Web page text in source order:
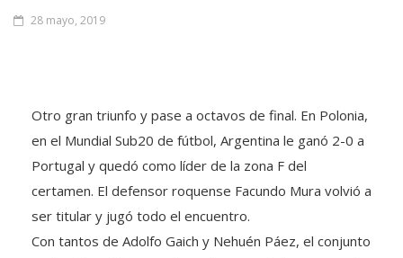
28 mayo, 2019
Otro gran triunfo y pase a octavos de final. En Polonia,
en el Mundial Sub20 de fútbol, Argentina le ganó 2-0 a
Portugal y quedó como líder de la zona F del
certamen. El defensor roquense Facundo Mura volvió a
ser titular y jugó todo el encuentro.
Con tantos de Adolfo Gaich y Nehuén Páez, el conjunto